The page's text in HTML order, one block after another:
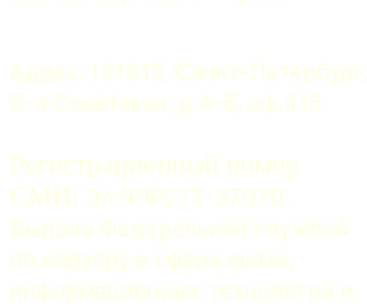
Адрес: 191015, Санкт-Петербург,
9-я Советская, д.4-6, оф.415
Регистрационный номер
СМИ: Эл №ФС77-37070.
Выдано Федеральной службой
по надзору в сфере связи,
информационных технологий и